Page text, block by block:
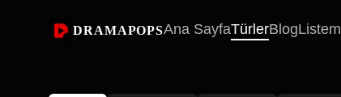
DRAMAPOPSAna SayfaTürlerBlogListem